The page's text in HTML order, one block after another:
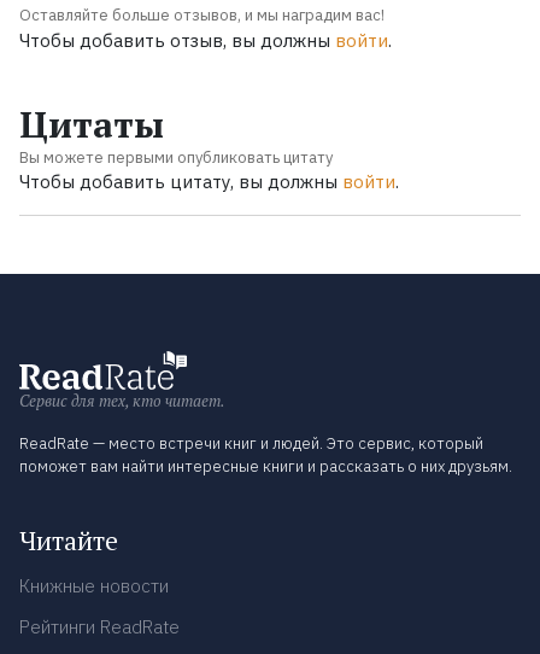
Оставляйте больше отзывов, и мы наградим вас!
Чтобы добавить отзыв, вы должны войти.
Цитаты
Вы можете первыми опубликовать цитату
Чтобы добавить цитату, вы должны войти.
Сервис для тех, кто читает.
ReadRate — место встречи книг и людей. Это сервис, который
поможет вам найти интересные книги и рассказать о них друзьям.
Читайте
Книжные новости
Рейтинги ReadRate